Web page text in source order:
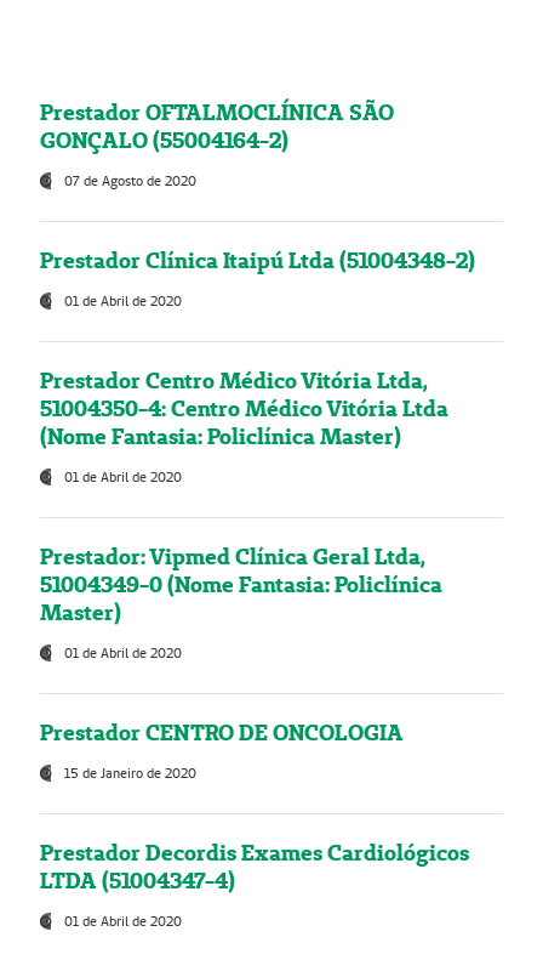
Prestador OFTALMOCLÍNICA SÃO
GONÇALO (55004164-2)
07 de Agosto de 2020
Prestador Clínica Itaipú Ltda (51004348-2)
01 de Abril de 2020
Prestador Centro Médico Vitória Ltda,
51004350-4: Centro Médico Vitória Ltda
(Nome Fantasia: Policlínica Master)
01 de Abril de 2020
Prestador: Vipmed Clínica Geral Ltda,
51004349-0 (Nome Fantasia: Policlínica
Master)
01 de Abril de 2020
Prestador CENTRO DE ONCOLOGIA
15 de Janeiro de 2020
Prestador Decordis Exames Cardiológicos
LTDA (51004347-4)
01 de Abril de 2020